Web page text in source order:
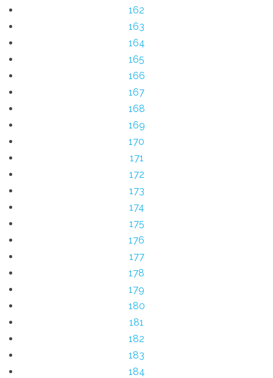
162
163
164
165
166
167
168
169
170
171
172
173
174
175
176
177
178
179
180
181
182
183
184